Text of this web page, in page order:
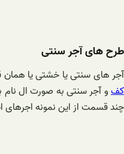
طرح های آجر سنتی
آجر های سنتی یا خشتی یا همان
کفو آجر سنتی به صورت ال نام
چند قسمت از این نمونه اجرهای